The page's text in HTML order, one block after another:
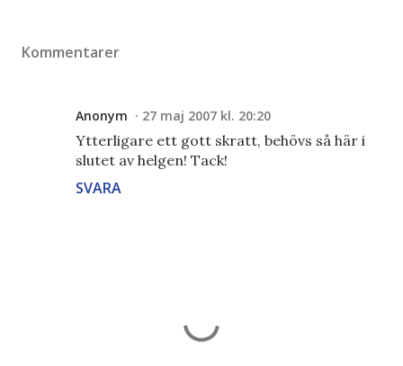
Kommentarer
Anonym 27 maj 2007 kl. 20:20
Ytterligare ett gott skratt, behövs så här i
slutet av helgen! Tack!
SVARA